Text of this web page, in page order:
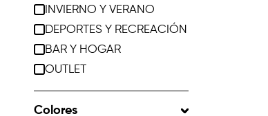
INVIERNO Y VERANO
DEPORTES Y RECREACIÓN
BAR Y HOGAR
OUTLET
Colores